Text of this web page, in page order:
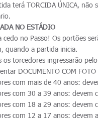
terá TORCIDA ÚNICA,
NO ESTÁDIO
cedo no Passo! Os portões
quando a partida inicia.
os torcedores ingressarão
DOCUMENTO COM
com mais de 40 anos:
com 30 a 39 anos: devem
com 18 a 29 anos: devem
com 12 a 17 anos: devem